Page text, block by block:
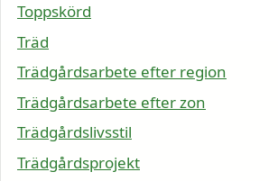
Toppskörd
Träd
Trädgårdsarbete efter region
Trädgårdsarbete efter zon
Trädgårdslivsstil
Trädgårdsprojekt